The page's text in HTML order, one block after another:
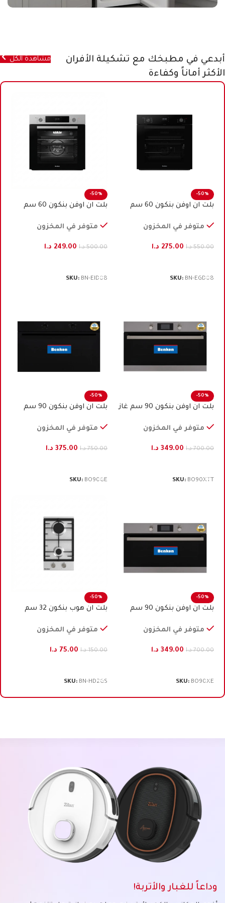
أبدعي في مطبخك مع تشكيلة الأفران
الأكثر أماناً وكفاءة
مشاهدة الكل
-50%
بلت ان اوفن بنكون 60 سم
متوفر في المخزون
550.00 د.ا 275.00 د.ا
SKU: BN-EGD08
-50%
بلت ان اوفن بنكون 60 سم
متوفر في المخزون
500.00 د.ا 249.00 د.ا
SKU: BN-EID08
-50%
بلت ان اوفن بنكون 90 سم غاز
متوفر في المخزون
700.00 د.ا 349.00 د.ا
SKU: BO90XTT
-50%
بلت ان اوفن بنكون 90 ﺳﻢ
متوفر في المخزون
750.00 د.ا 375.00 د.ا
SKU: BO90GE
-50%
بلت ان اوفن بنكون 90 ﺳﻢ
متوفر في المخزون
700.00 د.ا 349.00 د.ا
SKU: BO90XE
-50%
بلت ان هوب بنكون 32 سم
متوفر في المخزون
150.00 د.ا 75.00 د.ا
SKU: BN-HD2GS
وداعاً للغبار والأتربة!